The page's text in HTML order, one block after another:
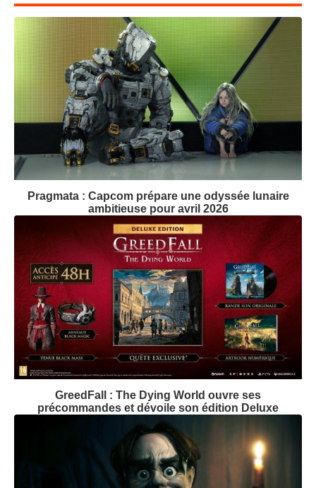
Pragmata : Capcom prépare une odyssée lunaire
ambitieuse pour avril 2026
GreedFall : The Dying World ouvre ses
précommandes et dévoile son édition Deluxe